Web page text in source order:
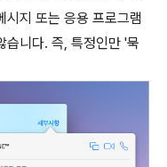
시지 또는 응용 프로그램
습니다. 즉, 특정인만 '묵